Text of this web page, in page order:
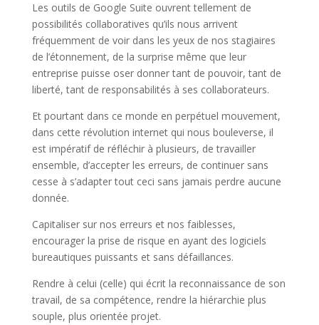
Les outils de Google Suite ouvrent tellement de
possibilités collaboratives qu’ils nous arrivent
fréquemment de voir dans les yeux de nos stagiaires
de l’étonnement, de la surprise même que leur
entreprise puisse oser donner tant de pouvoir, tant de
liberté, tant de responsabilités à ses collaborateurs.
Et pourtant dans ce monde en perpétuel mouvement,
dans cette révolution internet qui nous bouleverse, il
est impératif de réfléchir à plusieurs, de travailler
ensemble, d’accepter les erreurs, de continuer sans
cesse à s’adapter tout ceci sans jamais perdre aucune
donnée.
Capitaliser sur nos erreurs et nos faiblesses,
encourager la prise de risque en ayant des logiciels
bureautiques puissants et sans défaillances.
Rendre à celui (celle) qui écrit la reconnaissance de son
travail, de sa compétence, rendre la hiérarchie plus
souple, plus orientée projet.